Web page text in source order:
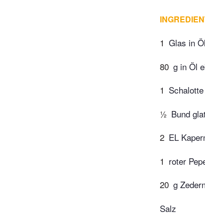
1 Glas in
80 g in Öl
1 Schalotte
½ Bund
2 EL
1 roter
20 g
Salz